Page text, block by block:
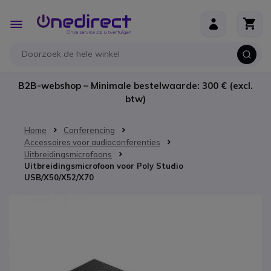
Toggle
Nav
B2B-webshop – Minimale bestelwaarde: 300 € (excl.
btw)
Home
Conferencing
Accessoires voor audioconferenties
Uitbreidingsmicrofoons
Uitbreidingsmicrofoon voor Poly Studio
USB/X50/X52/X70